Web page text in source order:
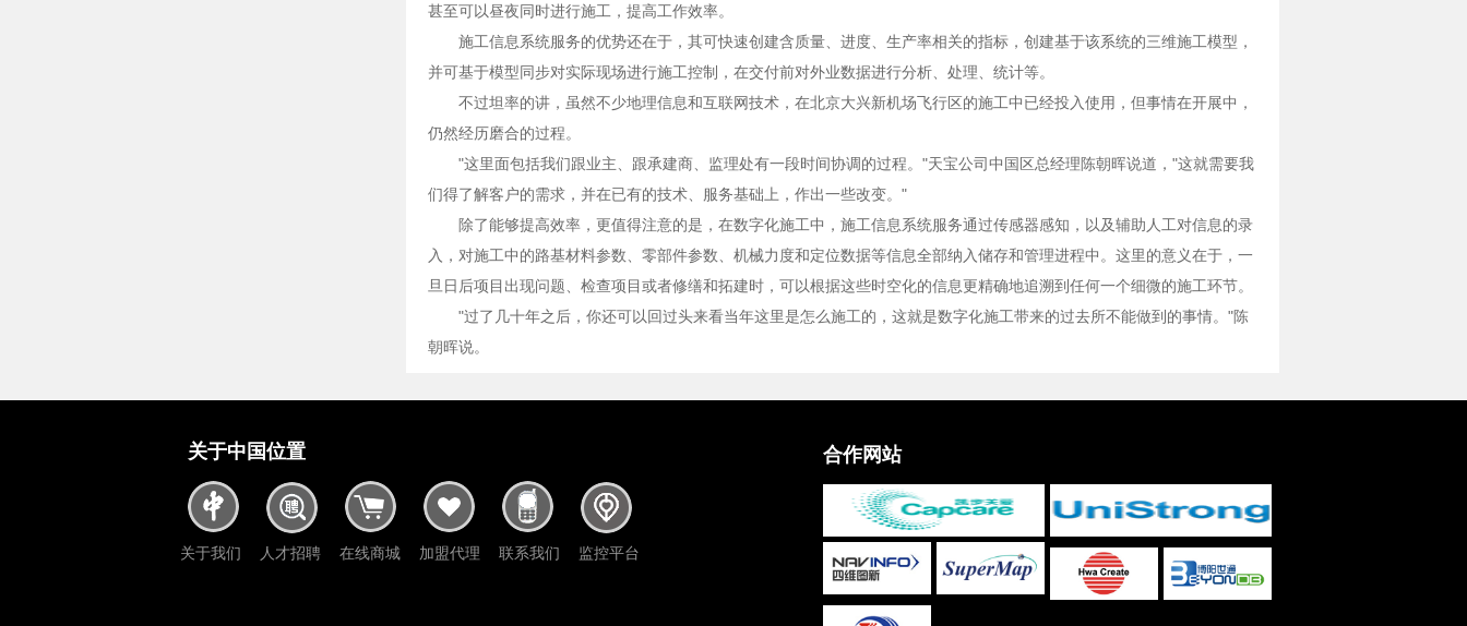
甚至可以昼夜同时进行施工，提高工作效率。
施工信息系统服务的优势还在于，其可快速创建含质量、进度、生产率相关的指标，创建基于该系统的三维施工模型，
并可基于模型同步对实际现场进行施工控制，在交付前对外业数据进行分析、处理、统计等。
不过坦率的讲，虽然不少地理信息和互联网技术，在北京大兴新机场飞行区的施工中已经投入使用，但事情在开展中，
仍然经历磨合的过程。
"这里面包括我们跟业主、跟承建商、监理处有一段时间协调的过程。"天宝公司中国区总经理陈朝晖说道，"这就需要我
们得了解客户的需求，并在已有的技术、服务基础上，作出一些改变。"
除了能够提高效率，更值得注意的是，在数字化施工中，施工信息系统服务通过传感器感知，以及辅助人工对信息的录
入，对施工中的路基材料参数、零部件参数、机械力度和定位数据等信息全部纳入储存和管理进程中。这里的意义在于，一
旦日后项目出现问题、检查项目或者修缮和拓建时，可以根据这些时空化的信息更精确地追溯到任何一个细微的施工环节。
"过了几十年之后，你还可以回过头来看当年这里是怎么施工的，这就是数字化施工带来的过去所不能做到的事情。"陈
朝晖说。
关于中国位置
关于我们 人才招聘 在线商城 加盟代理 联系我们 监控平台
合作网站